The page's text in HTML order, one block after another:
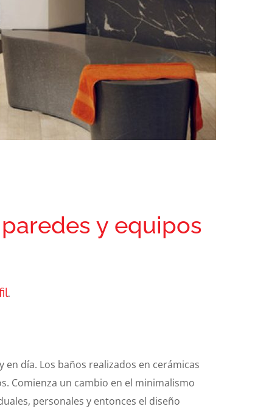
y equipos
.
día. Los baños realizados en cerámicas
Comienza un cambio en el minimalismo
personales y entonces el diseño